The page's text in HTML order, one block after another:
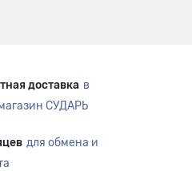
доставка в
СУДАРЬ
для обмена и